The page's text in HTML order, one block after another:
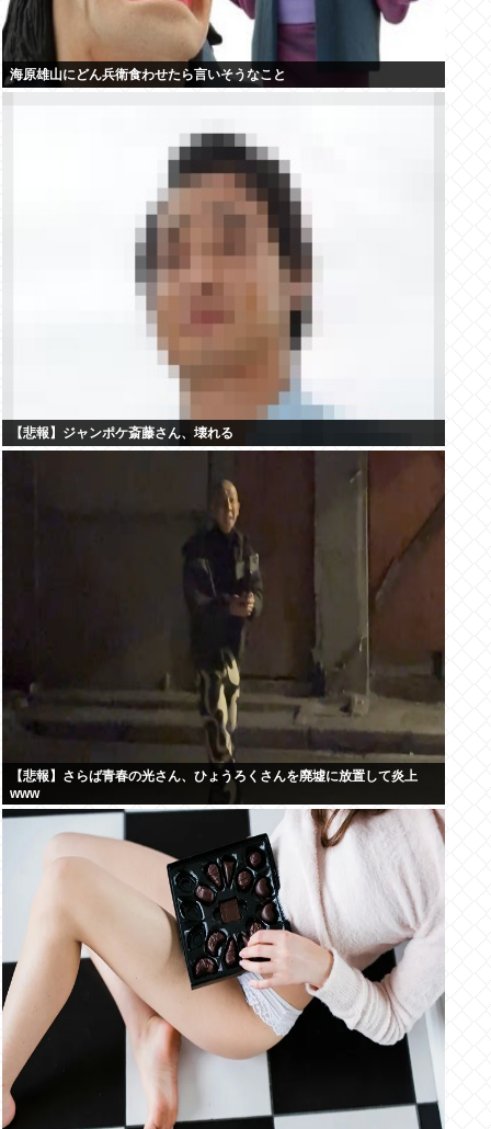
海原雄山にどん兵衛食わせたら言いそうなこと
【悲報】ジャンポケ斎藤さん、壊れる
【悲報】さらば青春の光さん、ひょうろくさんを廃墟に放置して炎上
www